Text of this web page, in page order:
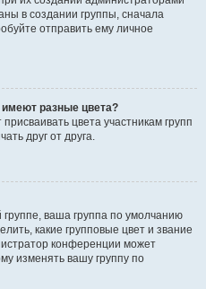
в создании группы, сначала
отправить ему личное
имеют разные цвета?
цвета участникам групп
друг от друга.
ваша группа по умолчанию
какие групповые цвет и звание
конференции может
изменять вашу группу по